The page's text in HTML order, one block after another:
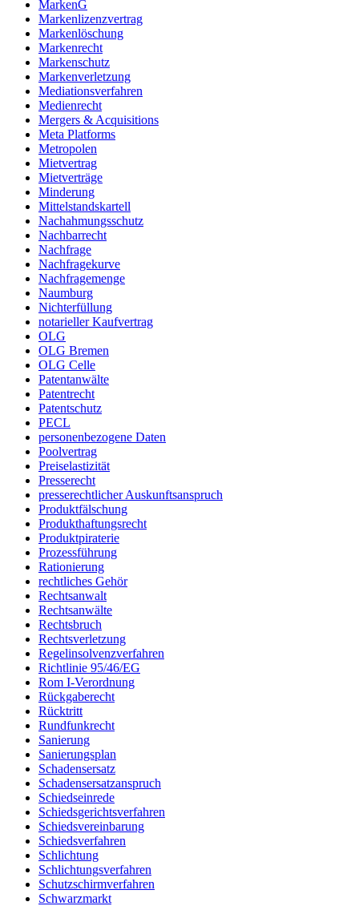
MarkenG
Markenlizenzvertrag
Markenlöschung
Markenrecht
Markenschutz
Markenverletzung
Mediationsverfahren
Medienrecht
Mergers & Acquisitions
Meta Platforms
Metropolen
Mietvertrag
Mietverträge
Minderung
Mittelstandskartell
Nachahmungsschutz
Nachbarrecht
Nachfrage
Nachfragekurve
Nachfragemenge
Naumburg
Nichterfüllung
notarieller Kaufvertrag
OLG
OLG Bremen
OLG Celle
Patentanwälte
Patentrecht
Patentschutz
PECL
personenbezogene Daten
Poolvertrag
Preiselastizität
Presserecht
presserechtlicher Auskunftsanspruch
Produktfälschung
Produkthaftungsrecht
Produktpiraterie
Prozessführung
Rationierung
rechtliches Gehör
Rechtsanwalt
Rechtsanwälte
Rechtsbruch
Rechtsverletzung
Regelinsolvenzverfahren
Richtlinie 95/46/EG
Rom I-Verordnung
Rückgaberecht
Rücktritt
Rundfunkrecht
Sanierung
Sanierungsplan
Schadensersatz
Schadensersatzanspruch
Schiedseinrede
Schiedsgerichtsverfahren
Schiedsvereinbarung
Schiedsverfahren
Schlichtung
Schlichtungsverfahren
Schutzschirmverfahren
Schwarzmarkt